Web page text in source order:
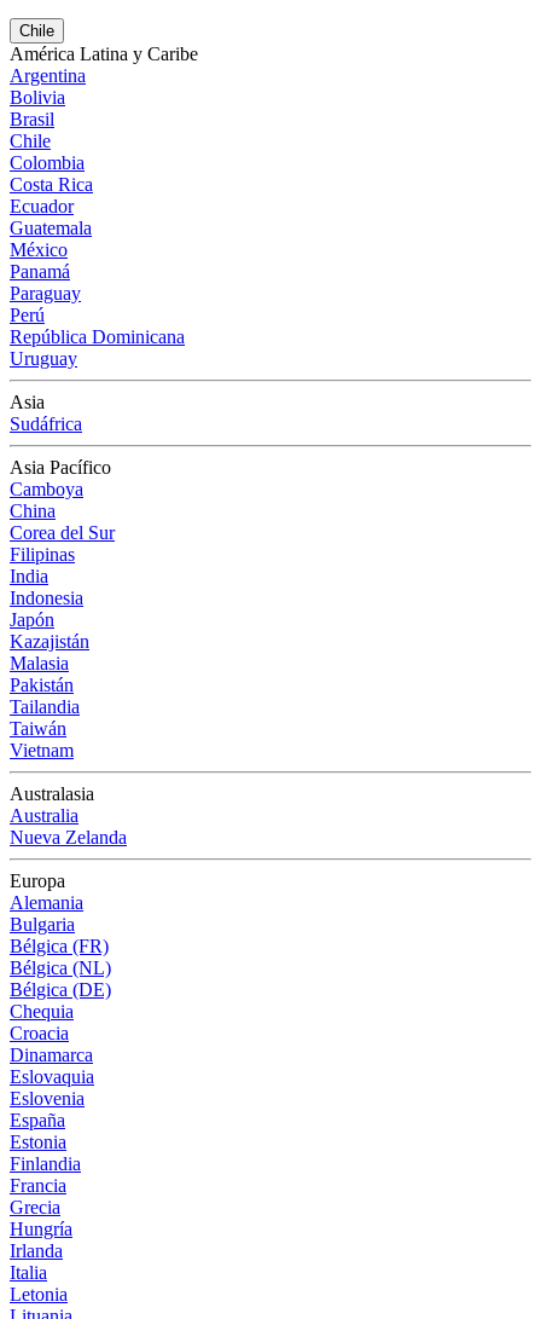
Chile
América Latina y Caribe
Argentina
Bolivia
Brasil
Chile
Colombia
Costa Rica
Ecuador
Guatemala
México
Panamá
Paraguay
Perú
República Dominicana
Uruguay
Asia
Sudáfrica
Asia Pacífico
Camboya
China
Corea del Sur
Filipinas
India
Indonesia
Japón
Kazajistán
Malasia
Pakistán
Tailandia
Taiwán
Vietnam
Australasia
Australia
Nueva Zelanda
Europa
Alemania
Bulgaria
Bélgica (FR)
Bélgica (NL)
Bélgica (DE)
Chequia
Croacia
Dinamarca
Eslovaquia
Eslovenia
España
Estonia
Finlandia
Francia
Grecia
Hungría
Irlanda
Italia
Letonia